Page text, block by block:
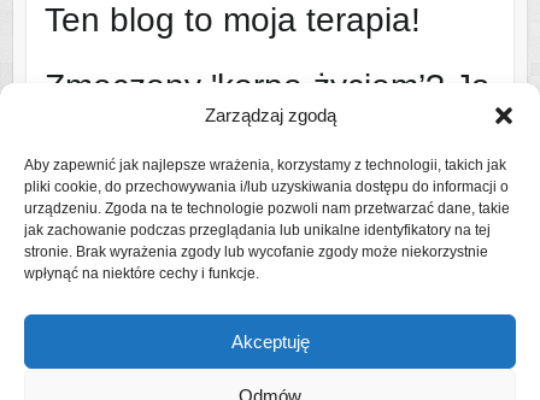
Zarządzaj zgodą
Aby zapewnić jak najlepsze wrażenia, korzystamy z technologii, takich jak
pliki cookie, do przechowywania i/lub uzyskiwania dostępu do informacji o
urządzeniu. Zgoda na te technologie pozwoli nam przetwarzać dane, takie
jak zachowanie podczas przeglądania lub unikalne identyfikatory na tej
stronie. Brak wyrażenia zgody lub wycofanie zgody może niekorzystnie
wpłynąć na niektóre cechy i funkcje.
Akceptuję
Odmów
Ten blog to moja terapia!
Zmęczony 'korpo-życiem’? Ja
też!
Dlatego ruszam na szlak i w świat – najczęściej z bandą
uroczych, ale wymagających współtowarzyszy podróży
(czytaj: rodziną).